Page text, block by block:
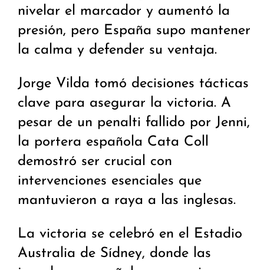
nivelar el marcador y aumentó la
presión, pero España supo mantener
la calma y defender su ventaja.
Jorge Vilda tomó decisiones tácticas
clave para asegurar la victoria. A
pesar de un penalti fallido por Jenni,
la portera española Cata Coll
demostró ser crucial con
intervenciones esenciales que
mantuvieron a raya a las inglesas.
La victoria se celebró en el Estadio
Australia de Sídney, donde las